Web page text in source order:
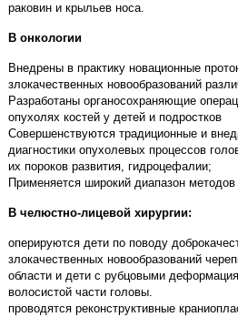
раковин и крыльев носа.
В онкологии
Внедрены в практику новационные
злокачественных новообразований
Разработаны органосохраняющие
опухолях костей у детей и подростков
Совершенствуются традиционные и
диагностики опухолевых процессов
их пороков развития, гидроцефалии;
Применяется широкий диапазон методов
В челюстно-лицевой хирургии:
оперируются дети по поводу
злокачественных новообразований
области и дети с рубцовыми
волосистой части головы.
проводятся реконструктивные